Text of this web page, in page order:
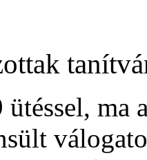
ma